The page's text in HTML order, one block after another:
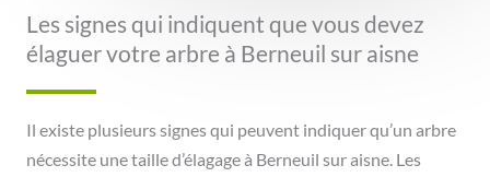
Les signes qui indiquent que vous devez
élaguer votre arbre à Berneuil sur aisne
Il existe plusieurs signes qui peuvent indiquer qu’un arbre
nécessite une taille d’élagage à Berneuil sur aisne. Les